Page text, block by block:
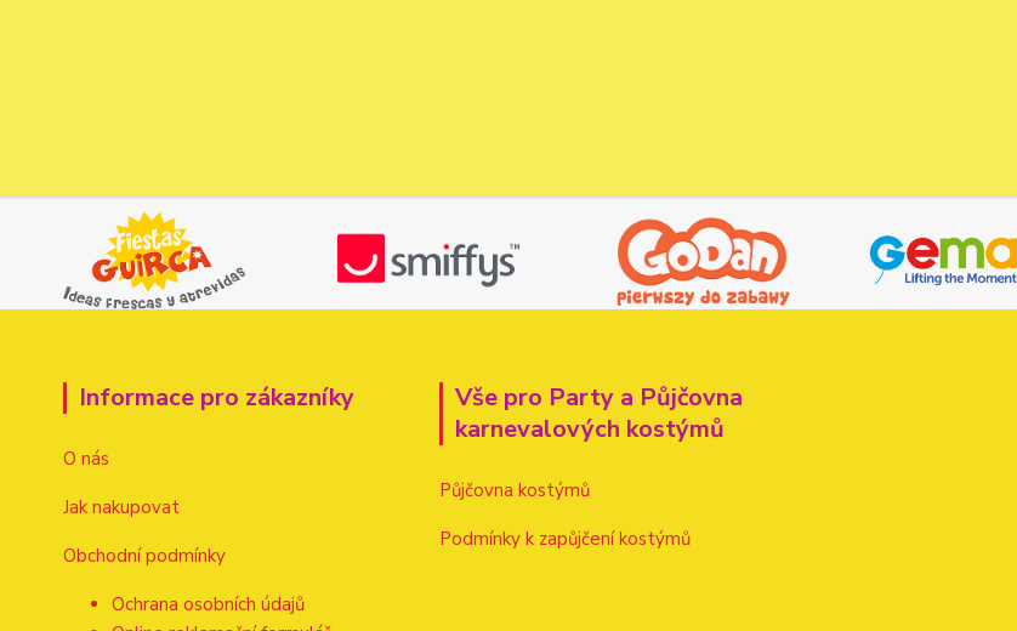
Informace pro zákazníky
O nás
Jak nakupovat
Obchodní podmínky
Ochrana osobních údajů
Vše pro Party a Půjčovna
karnevalových kostýmů
Půjčovna kostýmů
Podmínky k zapůjčení kostýmů